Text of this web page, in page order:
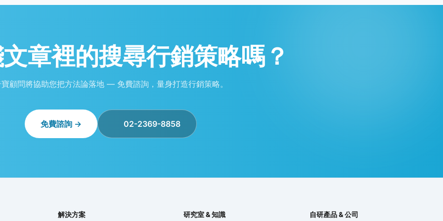
章裡的搜尋行銷策略嗎？
顧問將協助您把方法論落地 — 免費諮詢，量身打造行銷策略。
免費諮詢 → 02-2369-8858
解決方案 研究室 & 知識 自研產品 & 公司